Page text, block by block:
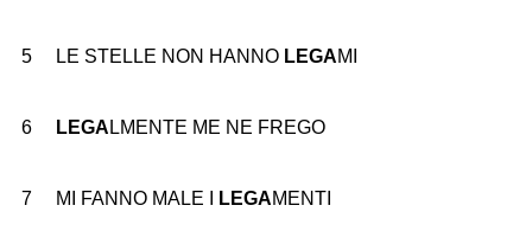
5 LE STELLE NON HANNO LEGAMI
6 LEGA LMENTE ME NE FREGO
7 MI FANNO MALE I LEGAMENTI